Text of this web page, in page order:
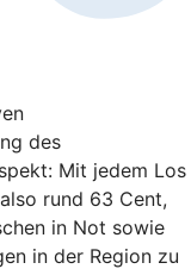
des
Mit jedem Los
rund 63 Cent,
in Not sowie
in der Region zu